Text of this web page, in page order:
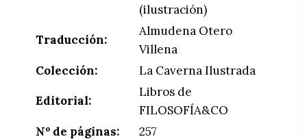
(ilustración)
Traducción:
Almudena Otero
Villena
Colección:
La Caverna Ilustrada
Editorial:
Libros de
FILOSOFÍA&CO
Nº de páginas:
257